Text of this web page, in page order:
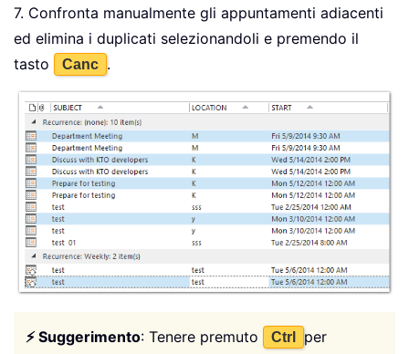
7. Confronta manualmente gli appuntamenti adiacenti
ed elimina i duplicati selezionandoli e premendo il
tasto
Canc .
⚡ Suggerimento: Tenere premuto Ctrl
per